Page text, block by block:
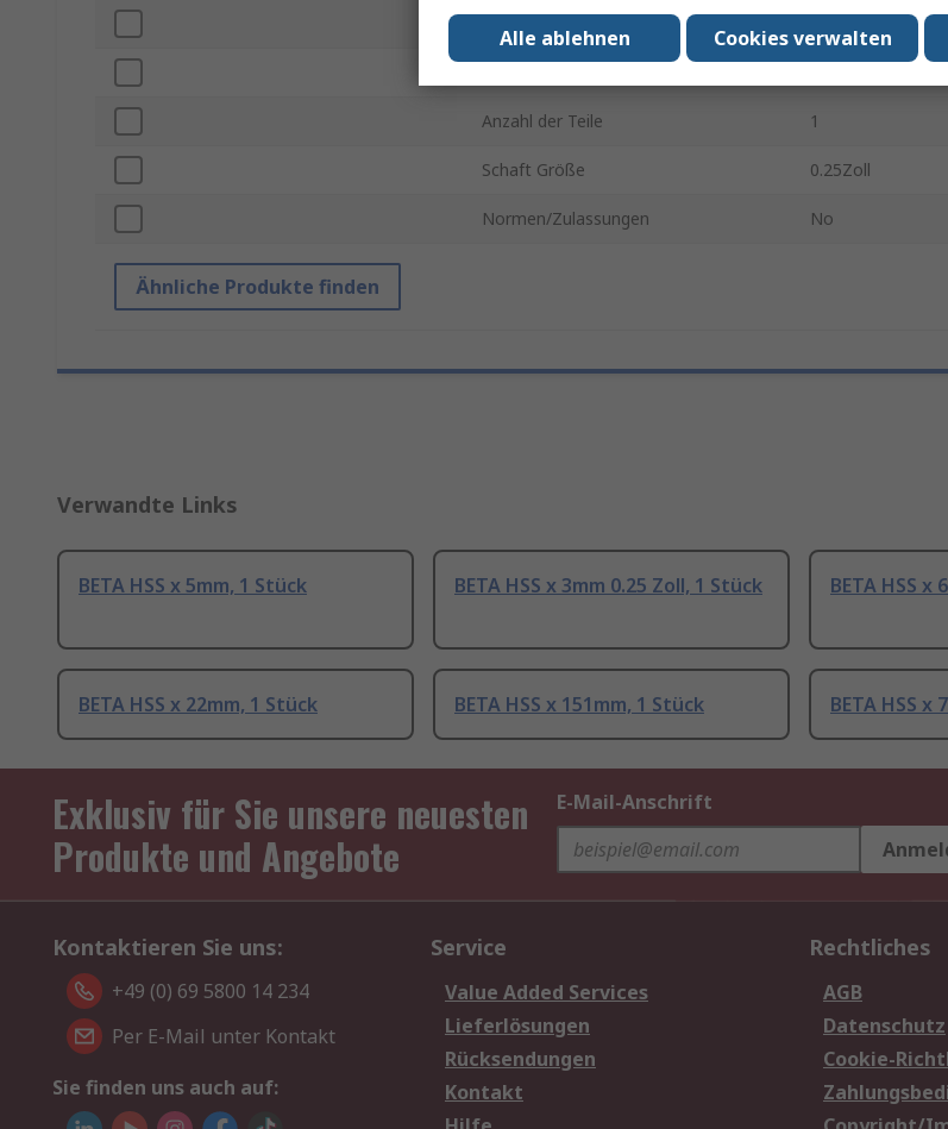
Anzahl der Teile 1
Schaft Größe 0.25Zoll
Normen/Zulassungen No
Ähnliche Produkte finden
Verwandte Links
BETA HSS x 5mm, 1 Stück BETA HSS x 3mm 0.25 Zoll, 1 Stück BETA HSS x
BETA HSS x 22mm, 1 Stück BETA HSS x 151mm, 1 Stück BETA HSS x
Exklusiv für Sie unsere neuesten
Produkte und Angebote
E-Mail-Anschrift
Kontaktieren Sie uns:
+49 (0) 69 5800 14 234
Per E-Mail unter Kontakt
Sie finden uns auch auf:
Service
Value Added Services
Lieferlösungen
Rücksendungen
Kontakt
Rechtliches
AGB
Datenschutz
Cookie-
Cookies verwalten
Alle ablehnen